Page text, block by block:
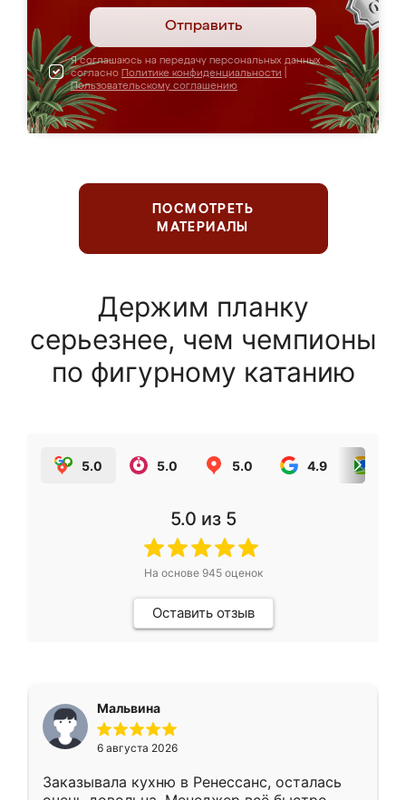
Отправить
Я соглашаюсь на передачу персональных данных
согласно Политике конфиденциальности
Пользовательскому соглашению
ПОСМОТРЕТЬ
МАТЕРИАЛЫ
Держим планку
серьезнее, чем чемпионы
по фигурному катанию
5.0 5.0 5.0 4.9
5.0 из 5
На основе 945оценок
Оставить отзыв
Мальвина
6 августа 2026
Заказывала кухню в Ренессанс, осталась